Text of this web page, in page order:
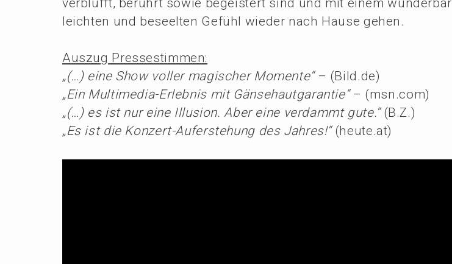
verblüfft, berührt sowie begeis­tert sind und mit einem wunder­bar
leich­ten und beseel­ten Gefühl wieder nach Hause gehen.
Auszug Presse­stim­men:
„(…) eine Show voller magischer Momen­te“– (Bild.de)
„Ein Multi­me­dia-Erleb­nis mit Gänse­haut­ga­ran­tie“– (msn.com)
„(…) es ist nur eine Illusi­on. Aber eine verdammt gute.“(B.Z.)
„Es ist die Konzert-Aufer­ste­hung des Jahres!“(heute.at)